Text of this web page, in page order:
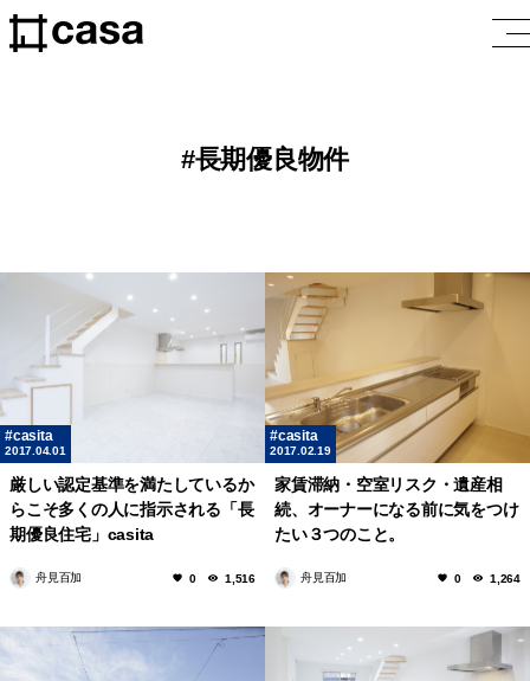
長期優良物件
casita
2017.04.01
厳しい認定基準を満たしているか
らこそ多くの人に指示される「長
期優良住宅」casita
舟見百加 0 1,516
casita
2017.02.19
家賃滞納・空室リスク・遺産相
続、オーナーになる前に気をつけ
たい３つのこと。
舟見百加 0 1,264